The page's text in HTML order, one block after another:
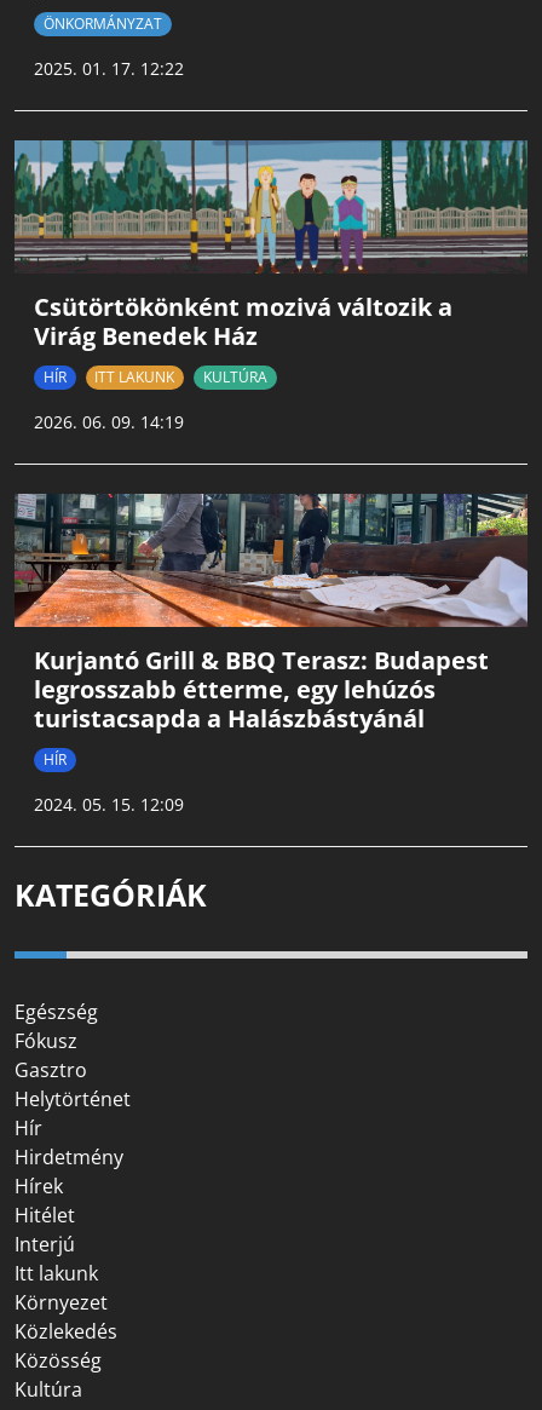
ÖNKORMÁNYZAT
2025. 01. 17. 12:22
Csütörtökönként mozivá változik a
Virág Benedek Ház
HÍR ITT LAKUNK KULTÚRA
2026. 06. 09. 14:19
Kurjantó Grill & BBQ Terasz: Budapest
legrosszabb étterme, egy lehúzós
turistacsapda a Halászbástyánál
HÍR
2024. 05. 15. 12:09
KATEGÓRIÁK
Egészség
Fókusz
Gasztro
Helytörténet
Hír
Hirdetmény
Hírek
Hitélet
Interjú
Itt lakunk
Környezet
Közlekedés
Közösség
Kultúra